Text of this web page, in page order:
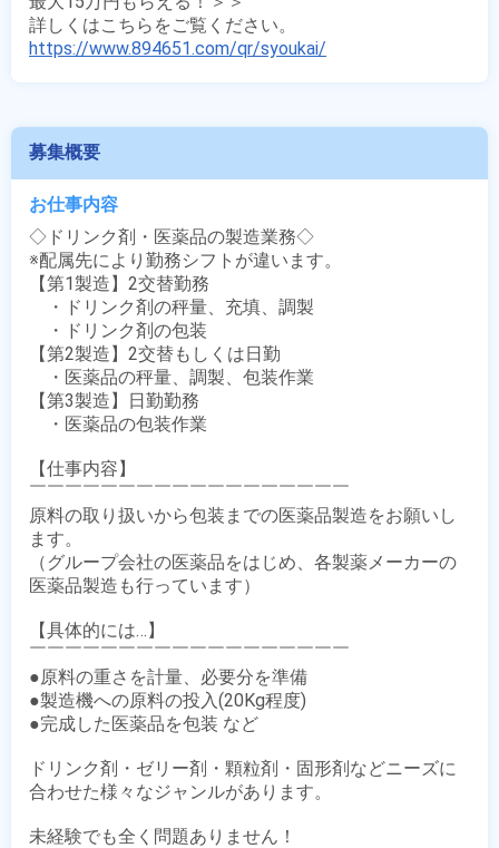
https://www.894651.com/qr/syoukai/
募集概要
お仕事内容
◇ドリンク剤・医薬品の製造業務◇
※配属先により勤務シフトが違います。
【第1製造】2交替勤務
・ドリンク剤の秤量、充填、調製
・ドリンク剤の包装
【第2製造】2交替もしくは日勤
・医薬品の秤量、調製、包装作業
【第3製造】日勤勤務
・医薬品の包装作業
【仕事内容】
￣￣￣￣￣￣￣￣￣￣￣￣￣￣￣￣￣￣
原料の取り扱いから包装までの医薬品製造をお願いし
ます。
（グループ会社の医薬品をはじめ、各製薬メーカーの
医薬品製造も行っています）
【具体的には…】
￣￣￣￣￣￣￣￣￣￣￣￣￣￣￣￣￣￣
●原料の重さを計量、必要分を準備
●製造機への原料の投入(20Kg程度)
●完成した医薬品を包装 など
ドリンク剤・ゼリー剤・顆粒剤・固形剤などニーズに
合わせた様々なジャンルがあります。
未経験でも全く問題ありません！